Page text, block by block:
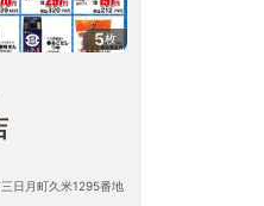
5枚
日月町久米1295番地